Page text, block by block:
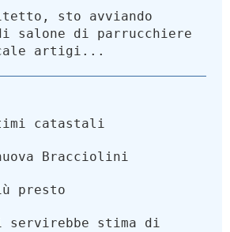
sto avviando
salone di parrucchiere
artigi...
catastali
Bracciolini
presto
servirebbe stima di